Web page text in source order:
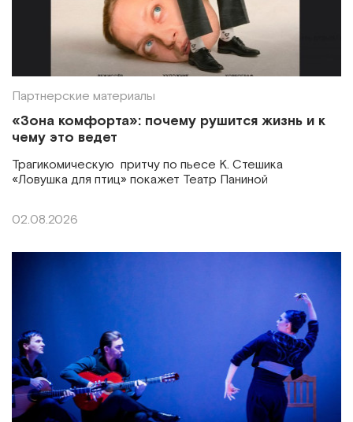
Партнерские материалы
«Зона комфорта»: почему рушится жизнь и к
чему это ведет
Трагикомическую притчу по пьесе К. Стешика
«Ловушка для птиц» покажет Театр Паниной
02.08.2026